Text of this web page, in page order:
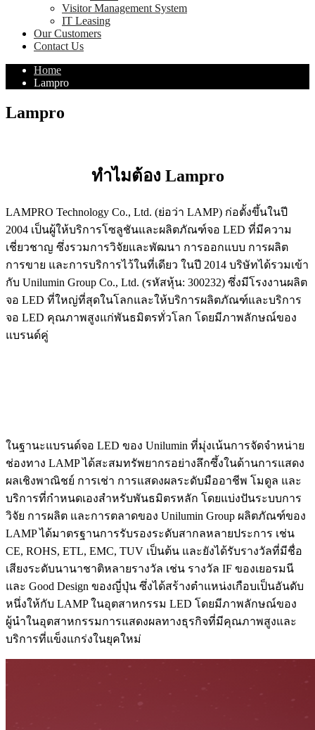
Visitor Management System
IT Leasing
Our Customers
Contact Us
Home
Lampro
Lampro
ทำไมต้อง Lampro
LAMPRO Technology Co., Ltd. (ย่อว่า LAMP) ก่อตั้งขึ้นในปี
2004 เป็นผู้ให้บริการโซลูชันและผลิตภัณฑ์จอ LED ที่มีความ
เชี่ยวชาญ ซึ่งรวมการวิจัยและพัฒนา การออกแบบ การผลิต
การขาย และการบริการไว้ในที่เดียว ในปี 2014 บริษัทได้รวมเข้า
กับ Unilumin Group Co., Ltd. (รหัสหุ้น: 300232) ซึ่งมีโรงงานผลิต
จอ LED ที่ใหญ่ที่สุดในโลกและให้บริการผลิตภัณฑ์และบริการ
จอ LED คุณภาพสูงแก่พันธมิตรทั่วโลก โดยมีภาพลักษณ์ของ
แบรนด์คู่
ในฐานะแบรนด์จอ LED ของ Unilumin ที่มุ่งเน้นการจัดจำหน่าย
ช่องทาง LAMP ได้สะสมทรัพยากรอย่างลึกซึ้งในด้านการแสดง
ผลเชิงพาณิชย์ การเช่า การแสดงผลระดับมืออาชีพ โมดูล และ
บริการที่กำหนดเองสำหรับพันธมิตรหลัก โดยแบ่งปันระบบการ
วิจัย การผลิต และการตลาดของ Unilumin Group ผลิตภัณฑ์ของ
LAMP ได้มาตรฐานการรับรองระดับสากลหลายประการ เช่น
CE, ROHS, ETL, EMC, TUV เป็นต้น และยังได้รับรางวัลที่มีชื่อ
เสียงระดับนานาชาติหลายรางวัล เช่น รางวัล IF ของเยอรมนี
และ Good Design ของญี่ปุ่น ซึ่งได้สร้างตำแหน่งเกือบเป็นอันดับ
หนึ่งให้กับ LAMP ในอุตสาหกรรม LED โดยมีภาพลักษณ์ของ
ผู้นำในอุตสาหกรรมการแสดงผลทางธุรกิจที่มีคุณภาพสูงและ
บริการที่แข็งแกร่งในยุคใหม่